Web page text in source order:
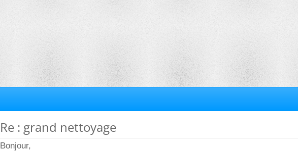
Re : grand nettoyage
Bonjour,